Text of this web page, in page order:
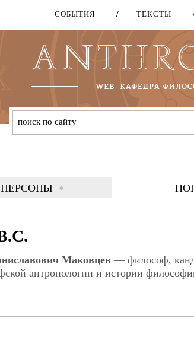
Перейти
основному
содержанию
СОБЫТИЯ ТЕКСТЫ
(АКТИВНАЯ ВКЛАДКА)
Маковцев — философ,
антропологии и истории